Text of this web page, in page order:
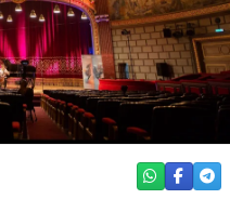
WHATSAPP